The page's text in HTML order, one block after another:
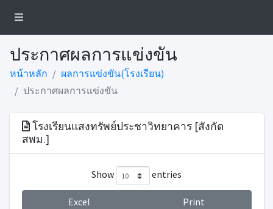
ประกาศผลการแข่งขัน
หน้าหลัก
ผลการแข่งขัน(โรงเรียน)
ประกาศผลการแข่งขัน
โรงเรียนแสงทรัพย์ประชาวิทยาคาร [สังกัด
สพม.]
Show entries
Excel Print